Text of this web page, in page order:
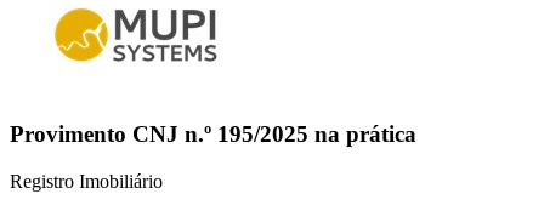
Provimento CNJ n.º 195/2025 na prática
Registro Imobiliário